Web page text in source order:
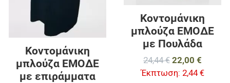
Κοντομάνικη
μπλούζα ΕΜΟΔΕ
με επιράμματα
Κοντομάνικη
μπλούζα ΕΜΟΔΕ
με Πουλάδα
24,44 € 22,00 €
Έκπτωση: 2,44 €